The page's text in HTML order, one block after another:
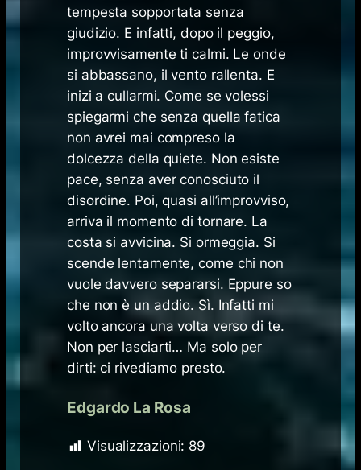
tempesta sopportata senza
giudizio. E infatti, dopo il peggio,
improvvisamente ti calmi. Le onde
si abbassano, il vento rallenta. E
inizi a cullarmi. Come se volessi
spiegarmi che senza quella fatica
non avrei mai compreso la
dolcezza della quiete. Non esiste
pace, senza aver conosciuto il
disordine. Poi, quasi all’improvviso,
arriva il momento di tornare. La
costa si avvicina. Si ormeggia. Si
scende lentamente, come chi non
vuole davvero separarsi. Eppure so
che non è un addio. Sì. Infatti mi
volto ancora una volta verso di te.
Non per lasciarti… Ma solo per
dirti: ci rivediamo presto.
Edgardo La Rosa
Visualizzazioni: 89